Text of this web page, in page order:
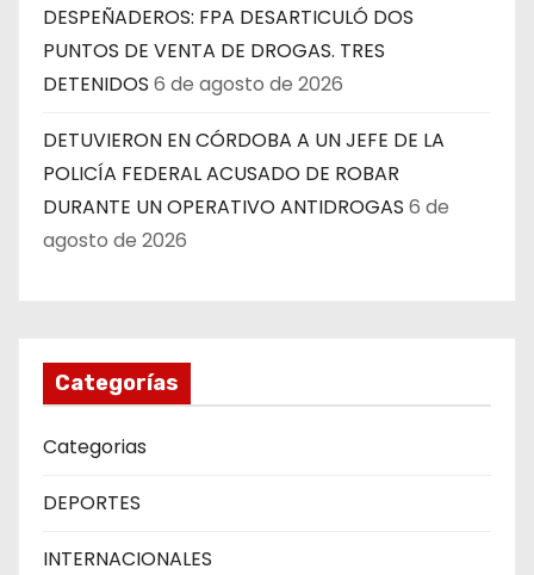
DESPEÑADEROS: FPA DESARTICULÓ DOS
PUNTOS DE VENTA DE DROGAS. TRES
DETENIDOS 6 de agosto de 2026
DETUVIERON EN CÓRDOBA A UN JEFE DE LA
POLICÍA FEDERAL ACUSADO DE ROBAR
DURANTE UN OPERATIVO ANTIDROGAS 6 de
agosto de 2026
Categorías
Categorias
DEPORTES
INTERNACIONALES